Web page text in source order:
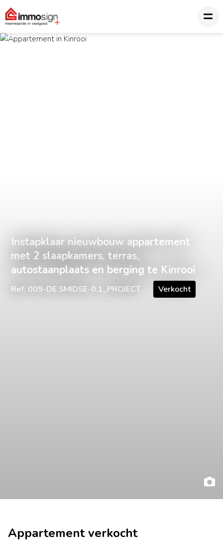
Instapklaar nieuwbouw appartement
met 2 slaapkamers, terras,
autostaanplaats en berging te Kinrooi
Ref: 009-DE SMIDSE-0.1_PROJECT Verkocht
Appartement verkocht